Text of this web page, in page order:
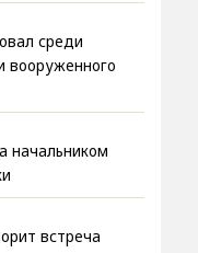
среди
вооруженного
начальником
встреча